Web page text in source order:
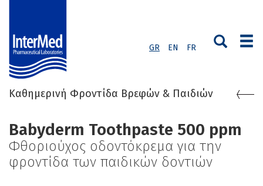
GR EN FR
Καθημερινή Φροντίδα Βρεφών & Παιδιών
Babyderm Toothpaste 500 ppm
Φθοριούχος οδοντόκρεμα για την
φροντίδα των παιδικών δοντιών